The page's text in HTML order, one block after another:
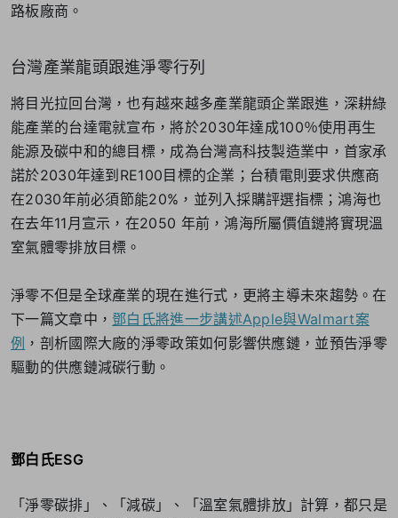
路板廠商。
台灣產業龍頭跟進淨零行列
將目光拉回台灣，也有越來越多產業龍頭企業跟進，深耕綠
能產業的台達電就宣布，將於2030年達成100％使用再生
能源及碳中和的總目標，成為台灣高科技製造業中，首家承
諾於2030年達到RE100目標的企業；台積電則要求供應商
在2030年前必須節能20%，並列入採購評選指標；鴻海也
在去年11月宣示，在2050 年前，鴻海所屬價值鏈將實現溫
室氣體零排放目標。
淨零不但是全球產業的現在進行式，更將主導未來趨勢。在
下一篇文章中， 鄧白氏將進一步講述Apple與Walmart案
例 ，剖析國際大廠的淨零政策如何影響供應鏈，並預告淨零
驅動的供應鏈減碳行動。
鄧白氏ESG
「淨零碳排」、「減碳」、「溫室氣體排放」計算，都只是